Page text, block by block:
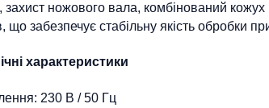
захист ножового вала, комбінований
що забезпечує стабільну якість обробки
характеристики
230 В / 50 Гц